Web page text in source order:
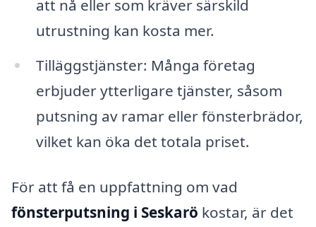
att nå eller som kräver särskild
utrustning kan kosta mer.
Tilläggstjänster: Många företag
erbjuder ytterligare tjänster, såsom
putsning av ramar eller fönsterbrädor,
vilket kan öka det totala priset.
För att få en uppfattning om vad
fönsterputsning i Seskarö kostar, är det